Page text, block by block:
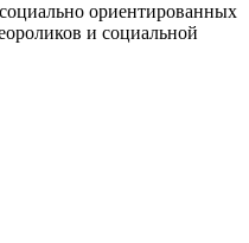
ориентированных
и социальной